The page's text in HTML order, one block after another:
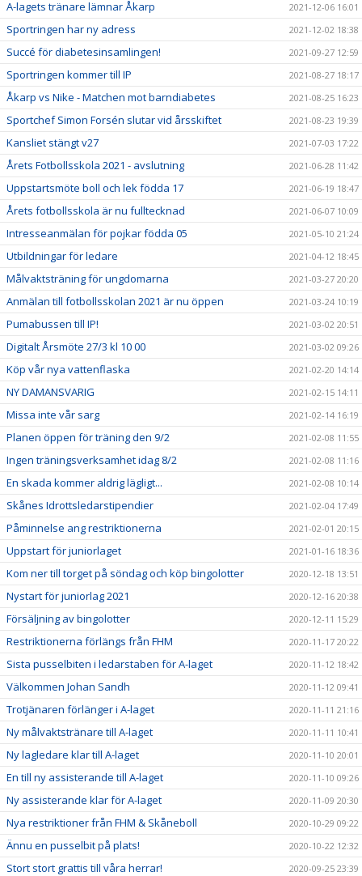
A-lagets tränare lämnar Åkarp 2021-12-06 16:01
Sportringen har ny adress 2021-12-02 18:38
Succé för diabetesinsamlingen! 2021-09-27 12:59
Sportringen kommer till IP 2021-08-27 18:17
Åkarp vs Nike - Matchen mot barndiabetes 2021-08-25 16:23
Sportchef Simon Forsén slutar vid årsskiftet 2021-08-23 19:39
Kansliet stängt v27 2021-07-03 17:22
Årets Fotbollsskola 2021 - avslutning 2021-06-28 11:42
Uppstartsmöte boll och lek födda 17 2021-06-19 18:47
Årets fotbollsskola är nu fulltecknad 2021-06-07 10:09
Intresseanmälan för pojkar födda 05 2021-05-10 21:24
Utbildningar för ledare 2021-04-12 18:45
Målvaktsträning för ungdomarna 2021-03-27 20:20
Anmälan till fotbollsskolan 2021 är nu öppen 2021-03-24 10:19
Pumabussen till IP! 2021-03-02 20:51
Digitalt Årsmöte 27/3 kl 10 00 2021-03-02 09:26
Köp vår nya vattenflaska 2021-02-20 14:14
NY DAMANSVARIG 2021-02-15 14:11
Missa inte vår sarg 2021-02-14 16:19
Planen öppen för träning den 9/2 2021-02-08 11:55
Ingen träningsverksamhet idag 8/2 2021-02-08 11:16
En skada kommer aldrig lägligt... 2021-02-08 10:14
Skånes Idrottsledarstipendier 2021-02-04 17:49
Påminnelse ang restriktionerna 2021-02-01 20:15
Uppstart för juniorlaget 2021-01-16 18:36
Kom ner till torget på söndag och köp bingolotter 2020-12-18 13:51
Nystart för juniorlag 2021 2020-12-16 20:38
Försäljning av bingolotter 2020-12-11 15:29
Restriktionerna förlängs från FHM 2020-11-17 20:22
Sista pusselbiten i ledarstaben för A-laget 2020-11-12 18:42
Välkommen Johan Sandh 2020-11-12 09:41
Trotjänaren förlänger i A-laget 2020-11-11 21:16
Ny målvaktstränare till A-laget 2020-11-11 10:41
Ny lagledare klar till A-laget 2020-11-10 20:01
En till ny assisterande till A-laget 2020-11-10 09:26
Ny assisterande klar för A-laget 2020-11-09 20:30
Nya restriktioner från FHM & Skåneboll 2020-10-29 09:22
Ännu en pusselbit på plats! 2020-10-22 12:32
Stort stort grattis till våra herrar! 2020-09-25 23:39